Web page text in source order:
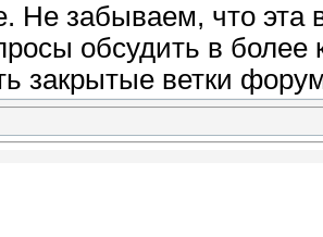
Не забываем, что эта
обсудить в
закрытые ветки